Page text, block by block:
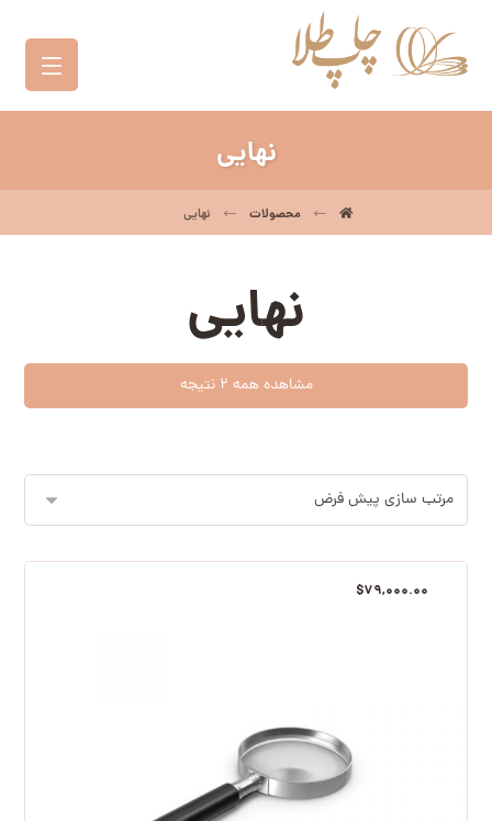
نهایی
محصولات نهایی
نهایی
مشاهده همه 2 نتیجه
$۷۹,۰۰۰.۰۰